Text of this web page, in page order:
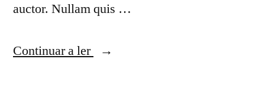
auctor. Nullam quis …
Continuar a ler
“Condimentum